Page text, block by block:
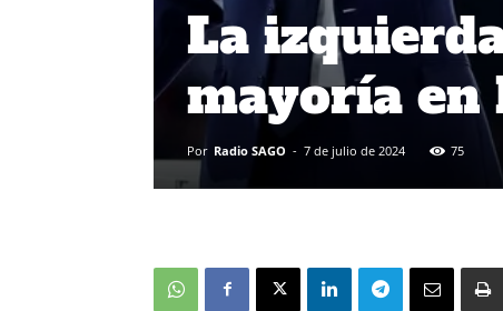
La
mayoría en
Por Radio SAGO - 7 de julio de 2024 75